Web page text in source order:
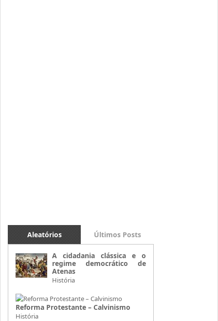
Aleatórios Últimos Posts
A cidadania clássica e o
regime democrático de
Atenas
História
Reforma Protestante – Calvinismo
História